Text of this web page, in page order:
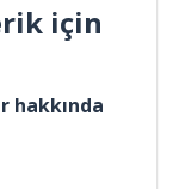
için
hakkında